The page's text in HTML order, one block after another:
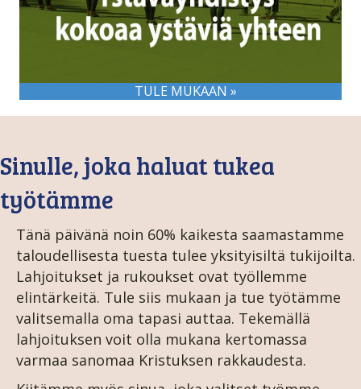
TULE MUKAAN »
Sinulle, joka haluat tukea
työtämme
Tänä päivänä noin 60% kaikesta saamastamme
taloudellisesta tuesta tulee yksityisiltä tukijoilta.
Lahjoitukset ja rukoukset ovat työllemme
elintärkeitä. Tule siis mukaan ja tue työtämme
valitsemalla oma tapasi auttaa. Tekemällä
lahjoituksen voit olla mukana kertomassa
varmaa sanomaa Kristuksen rakkaudesta.